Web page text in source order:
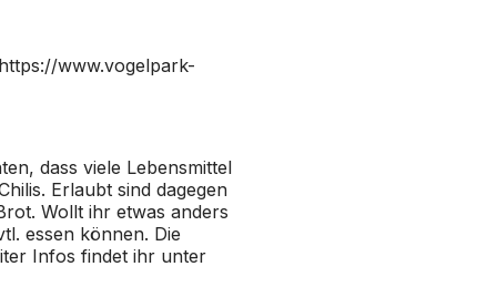
https://www.vogelpark-
dass viele Lebensmittel
Erlaubt sind dagegen
Wollt ihr etwas anders
essen können. Die
Infos findet ihr unter